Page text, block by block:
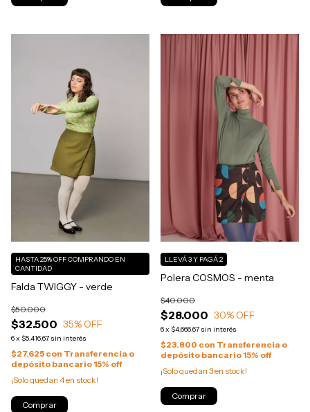
Falda TWIGGY - verde
$32.500
$50.000
35% OFF
6x $5.416,67 sin interés
HASTA 25% OFFCOMPRANDO EN
CANTIDAD
$27.625 con Transferencia o
depósito bancario 15% off
¡Solo quedan 4en stock!
Comprar
Polera COSMOS - menta
$28.000
$40.000
30% OFF
6x $4.666,67 sin interés
LLEVÁ 3 Y PAGÁ 2
$23.800 con Transferencia o
depósito bancario 15% off
¡Solo quedan 3en stock!
Comprar